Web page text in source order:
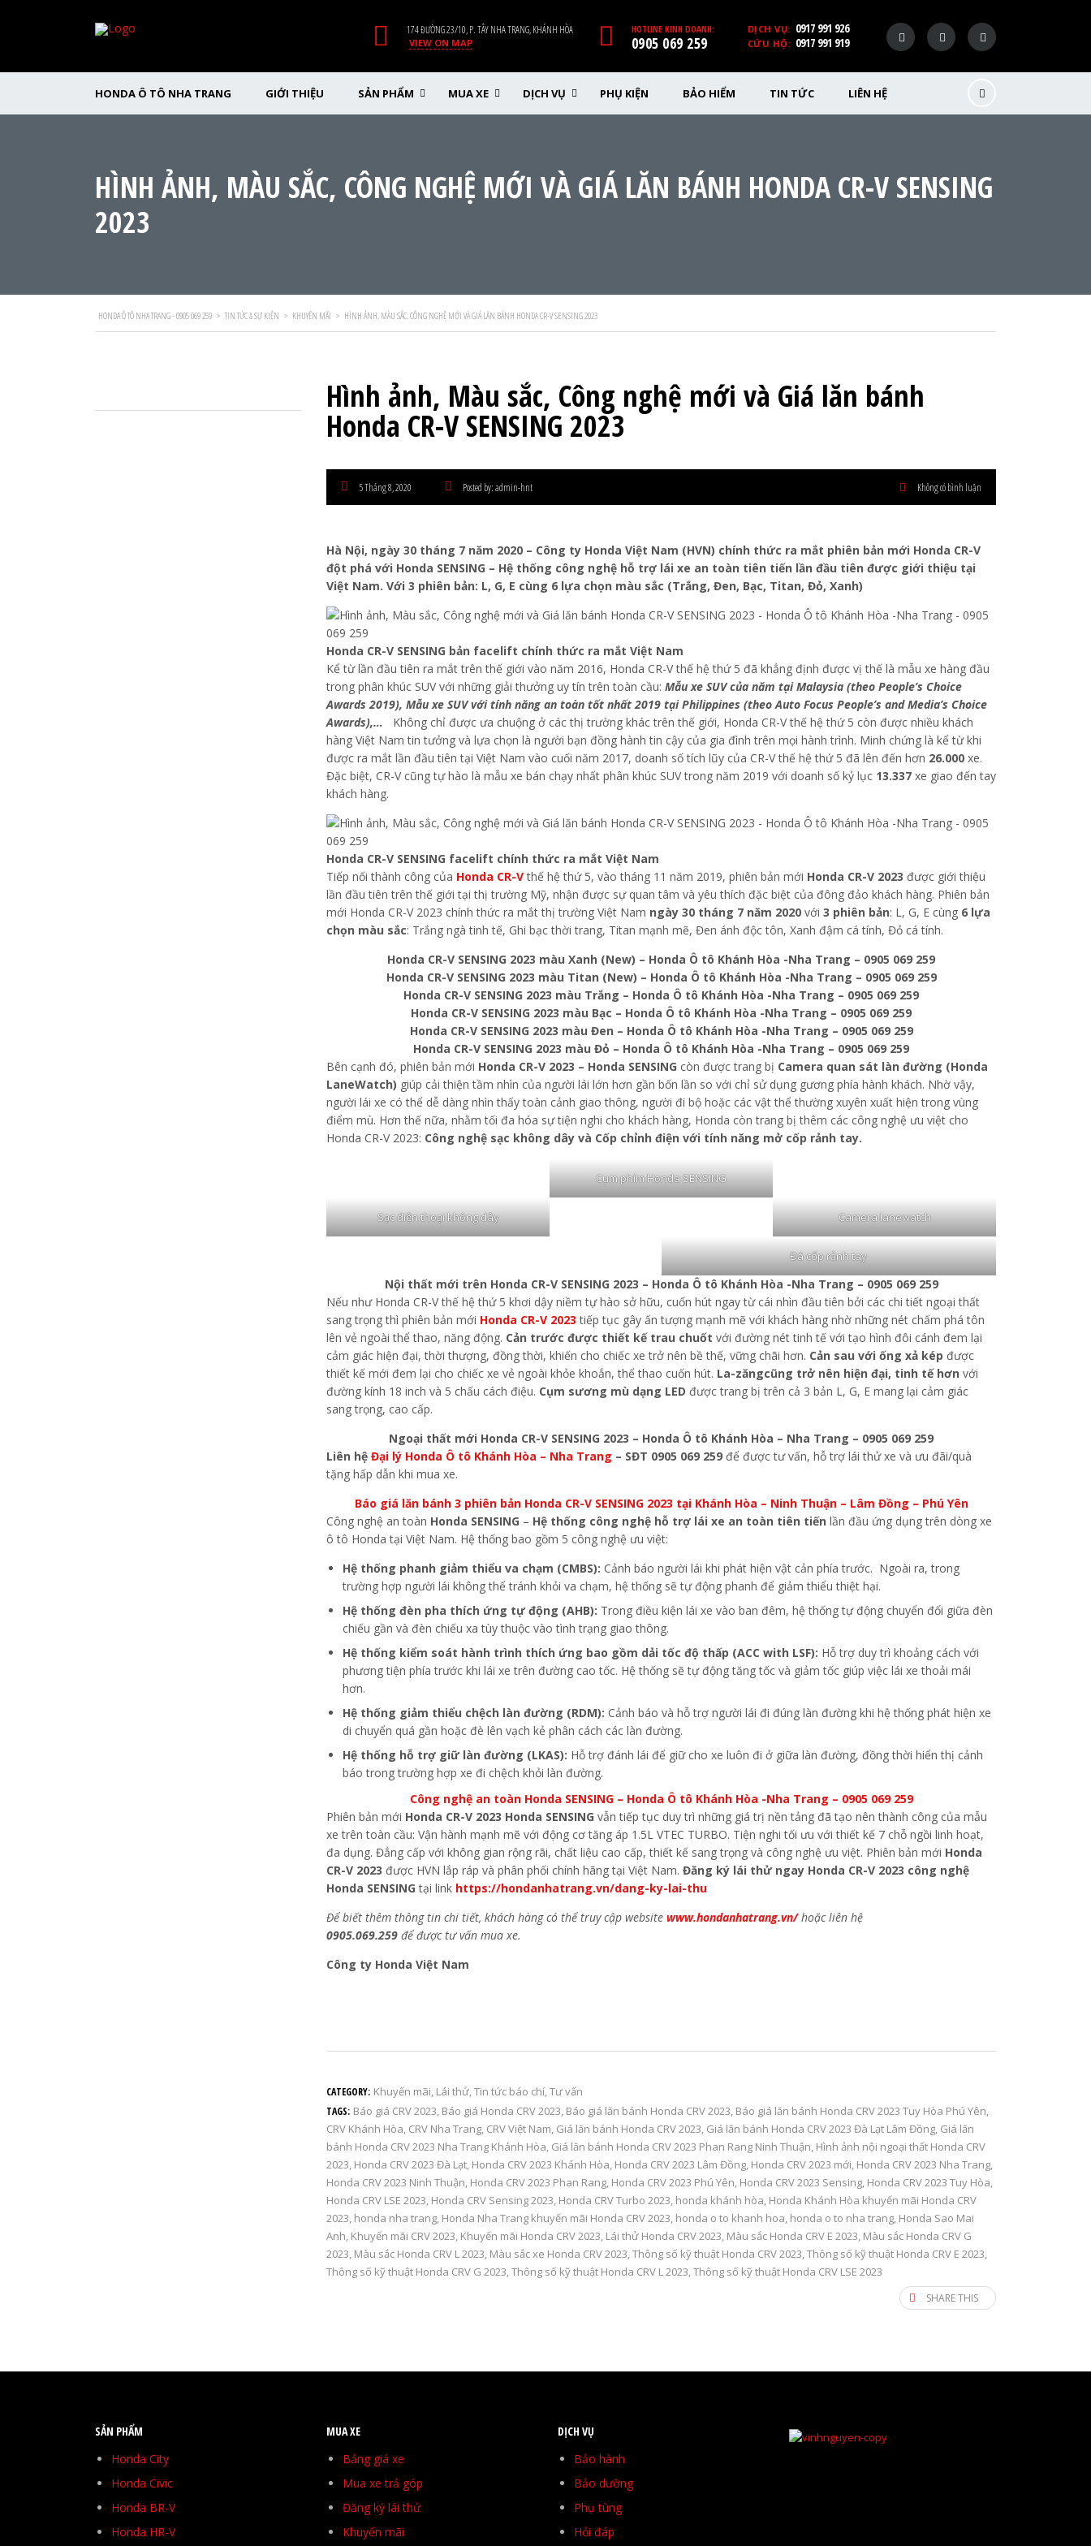
DỊCH VỤ: 0917 991 926
CỨU HỘ: 0917 991 919
HOTLINE KINH DOANH:
0905 069 259
174 ĐƯỜNG 23/10, P. TÂY NHA TRANG, KHÁNH HÒA
VIEW ON MAP
HONDA Ô TÔ NHA TRANG GIỚI THIỆU SẢN PHẨM MUA XE DỊCH VỤ PHỤ KIỆN BẢO HIỂM TIN TỨC LIÊN HỆ
HÌNH ẢNH, MÀU SẮC, CÔNG NGHỆ MỚI VÀ GIÁ LĂN BÁNH HONDA CR-V SENSING
2023
HONDA Ô TÔ NHA TRANG - 0905 069 259 > TIN TỨC & SỰ KIỆN > KHUYẾN MÃI > HÌNH ẢNH, MÀU SẮC, CÔNG NGHỆ MỚI VÀ GIÁ LĂN BÁNH HONDA CR-V SENSING 2023
Hình ảnh, Màu sắc, Công nghệ mới và Giá lăn bánh
Honda CR-V SENSING 2023
5 Tháng 8, 2020 Posted by:admin-hnt Không có bình luận
Hà Nội, ngày 30 tháng 7 năm 2020 – Công ty Honda Việt Nam (HVN) chính thức ra mắt phiên bản mới Honda CR-V
đột phá với Honda SENSING – Hệ thống công nghệ hỗ trợ lái xe an toàn tiên tiến lần đầu tiên được giới thiệu tại
Việt Nam. Với 3 phiên bản: L, G, E cùng 6 lựa chọn màu sắc (Trắng, Đen, Bạc, Titan, Đỏ, Xanh)
Honda CR-V SENSING bản facelift chính thức ra mắt Việt Nam
Kể từ lần đầu tiên ra mắt trên thế giới vào năm 2016, Honda CR-V thế hệ thứ 5 đã khẳng định được vị thế là mẫu xe hàng đầu
trong phân khúc SUV với những giải thưởng uy tín trên toàn cầu: Mẫu xe SUV của năm tại Malaysia (theo People’s Choice
Awards 2019), Mẫu xe SUV với tính năng an toàn tốt nhất 2019 tại Philippines (theo Auto Focus People’s and Media’s Choice
Awards),…
Không chỉ được ưa chuộng ở các thị trường khác trên thế giới, Honda CR-V thế hệ thứ 5 còn được nhiều khách
hàng Việt Nam tin tưởng và lựa chọn là người bạn đồng hành tin cậy của gia đình trên mọi hành trình. Minh chứng là kể từ khi
được ra mắt lần đầu tiên tại Việt Nam vào cuối năm 2017, doanh số tích lũy của CR-V thế hệ thứ 5 đã lên đến hơn 26.000 xe.
Đặc biệt, CR-V cũng tự hào là mẫu xe bán chạy nhất phân khúc SUV trong năm 2019 với doanh số kỷ lục 13.337 xe giao đến tay
khách hàng.
Honda CR-V SENSING facelift chính thức ra mắt Việt Nam
Tiếp nối thành công của Honda CR-Vthế hệ thứ 5, vào tháng 11 năm 2019, phiên bản mới Honda CR-V 2023 được giới thiệu
lần đầu tiên trên thế giới tại thị trường Mỹ, nhận được sự quan tâm và yêu thích đặc biệt của đông đảo khách hàng. Phiên bản
mới Honda CR-V 2023 chính thức ra mắt thị trường Việt Nam ngày 30 tháng 7 năm 2020 với 3 phiên bản: L, G, E cùng 6 lựa
chọn màu sắc: Trắng ngà tinh tế, Ghi bạc thời trang, Titan mạnh mẽ, Đen ánh độc tôn, Xanh đậm cá tính, Đỏ cá tính.
Honda CR-V SENSING 2023 màu Xanh (New) – Honda Ô tô Khánh Hòa -Nha Trang – 0905 069 259
Honda CR-V SENSING 2023 màu Titan (New) – Honda Ô tô Khánh Hòa -Nha Trang – 0905 069 259
Honda CR-V SENSING 2023 màu Trắng – Honda Ô tô Khánh Hòa -Nha Trang – 0905 069 259
Honda CR-V SENSING 2023 màu Bạc – Honda Ô tô Khánh Hòa -Nha Trang – 0905 069 259
Honda CR-V SENSING 2023 màu Đen – Honda Ô tô Khánh Hòa -Nha Trang – 0905 069 259
Honda CR-V SENSING 2023 màu Đỏ – Honda Ô tô Khánh Hòa -Nha Trang – 0905 069 259
Bên cạnh đó, phiên bản mới Honda CR-V 2023 – Honda SENSING còn được trang bị Camera quan sát làn đường (Honda
LaneWatch) giúp cải thiện tầm nhìn của người lái lớn hơn gần bốn lần so với chỉ sử dụng gương phía hành khách. Nhờ vậy,
người lái xe có thể dễ dàng nhìn thấy toàn cảnh giao thông, người đi bộ hoặc các vật thể thường xuyên xuất hiện trong vùng
điểm mù. Hơn thế nữa, nhằm tối đa hóa sự tiện nghi cho khách hàng, Honda còn trang bị thêm các công nghệ ưu việt cho
Honda CR-V 2023: Công nghệ sạc không dây và Cốp chỉnh điện với tính năng mở cốp rảnh tay.
Cụm phím Honda SENSING
Sạc điện thoại không dây Camera lanewatch
Đá cốp rảnh tay
Nội thất mới trên Honda CR-V SENSING 2023 – Honda Ô tô Khánh Hòa -Nha Trang – 0905 069 259
Nếu như Honda CR-V thế hệ thứ 5 khơi dậy niềm tự hào sở hữu, cuốn hút ngay từ cái nhìn đầu tiên bởi các chi tiết ngoại thất
sang trọng thì phiên bản mới Honda CR-V 2023 tiếp tục gây ấn tượng mạnh mẽ với khách hàng nhờ những nét chấm phá tôn
lên vẻ ngoài thể thao, năng động. Cản trước được thiết kế trau chuốt với đường nét tinh tế với tạo hình đôi cánh đem lại
cảm giác hiện đại, thời thượng, đồng thời, khiến cho chiếc xe trở nên bề thế, vững chãi hơn. Cản sau với ống xả kép được
thiết kế mới đem lại cho chiếc xe vẻ ngoài khỏe khoắn, thể thao cuốn hút. La-zăngcũng trở nên hiện đại, tinh tế hơn với
đường kính 18 inch và 5 chấu cách điệu. Cụm sương mù dạng LED được trang bị trên cả 3 bản L, G, E mang lại cảm giác
sang trọng, cao cấp.
Ngoại thất mới Honda CR-V SENSING 2023 – Honda Ô tô Khánh Hòa – Nha Trang – 0905 069 259
Liên hệ Đại lý Honda Ô tô Khánh Hòa – Nha Trang – SĐT 0905 069 259 để được tư vấn, hỗ trợ lái thử xe và ưu đãi/quà
tặng hấp dẫn khi mua xe.
Báo giá lăn bánh 3 phiên bản Honda CR-V SENSING 2023 tại Khánh Hòa – Ninh Thuận – Lâm Đồng – Phú Yên
Công nghệ an toàn Honda SENSING – Hệ thống công nghệ hỗ trợ lái xe an toàn tiên tiến lần đầu ứng dụng trên dòng xe
ô tô Honda tại Việt Nam. Hệ thống bao gồm 5 công nghệ ưu việt:
Hệ thống phanh giảm thiểu va chạm (CMBS): Cảnh báo người lái khi phát hiện vật cản phía trước. Ngoài ra, trong
trường hợp người lái không thể tránh khỏi va chạm, hệ thống sẽ tự động phanh để giảm thiểu thiệt hại.
Hệ thống đèn pha thích ứng tự động (AHB): Trong điều kiện lái xe vào ban đêm, hệ thống tự động chuyển đổi giữa đèn
chiếu gần và đèn chiếu xa tùy thuộc vào tình trạng giao thông.
Hệ thống kiểm soát hành trình thích ứng bao gồm dải tốc độ thấp (ACC with LSF): Hỗ trợ duy trì khoảng cách với
phương tiện phía trước khi lái xe trên đường cao tốc. Hệ thống sẽ tự động tăng tốc và giảm tốc giúp việc lái xe thoải mái
hơn.
Hệ thống giảm thiểu chệch làn đường (RDM): Cảnh báo và hỗ trợ người lái đi đúng làn đường khi hệ thống phát hiện xe
di chuyển quá gần hoặc đè lên vạch kẻ phân cách các làn đường.
Hệ thống hỗ trợ giữ làn đường (LKAS): Hỗ trợ đánh lái để giữ cho xe luôn đi ở giữa làn đường, đồng thời hiển thị cảnh
báo trong trường hợp xe đi chệch khỏi làn đường.
Công nghệ an toàn Honda SENSING – Honda Ô tô Khánh Hòa -Nha Trang – 0905 069 259
Phiên bản mới Honda CR-V 2023 Honda SENSING vẫn tiếp tục duy trì những giá trị nền tảng đã tạo nên thành công của mẫu
xe trên toàn cầu: Vận hành mạnh mẽ với động cơ tăng áp 1.5L VTEC TURBO. Tiện nghi tối ưu với thiết kế 7 chỗ ngồi linh hoạt,
đa dụng. Đẳng cấp với không gian rộng rãi, chất liệu cao cấp, thiết kế sang trọng và công nghệ ưu việt. Phiên bản mới Honda
CR-V 2023 được HVN lắp ráp và phân phối chính hãng tại Việt Nam. Đăng ký lái thử ngay Honda CR-V 2023 công nghệ
Honda SENSING tại link https://hondanhatrang.vn/dang-ky-lai-thu
Để biết thêm thông tin chi tiết, khách hàng có thể truy cập website www.hondanhatrang.vn/hoặc liên hệ
0905.069.259 để được tư vấn mua xe.
Công ty Honda Việt Nam
CATEGORY: Khuyến mãi, Lái thử,Tin tức báo chí,Tư vấn
TAGS: Báo giá CRV 2023, Báo giá Honda CRV 2023, Báo giá lăn bánh Honda CRV 2023, Báo giá lăn bánh Honda CRV 2023 Tuy Hòa Phú Yên,
CRV Khánh Hòa, CRV Nha Trang, CRV Việt Nam, Giá lăn bánh Honda CRV 2023, Giá lăn bánh Honda CRV 2023 Đà Lạt Lâm Đồng, Giá lăn
bánh Honda CRV 2023 Nha Trang Khánh Hòa, Giá lăn bánh Honda CRV 2023 Phan Rang Ninh Thuận, Hình ảnh nội ngoại thất Honda CRV
2023, Honda CRV 2023 Đà Lạt, Honda CRV 2023 Khánh Hòa, Honda CRV 2023 Lâm Đồng, Honda CRV 2023 mới, Honda CRV 2023 Nha Trang,
Honda CRV 2023 Ninh Thuận, Honda CRV 2023 Phan Rang, Honda CRV 2023 Phú Yên, Honda CRV 2023 Sensing, Honda CRV 2023 Tuy Hòa,
Honda CRV LSE 2023, Honda CRV Sensing 2023, Honda CRV Turbo 2023, honda khánh hòa, Honda Khánh Hòa khuyến mãi Honda CRV
2023, honda nha trang, Honda Nha Trang khuyến mãi Honda CRV 2023, honda o to khanh hoa, honda o to nha trang, Honda Sao Mai
Anh, Khuyến mãi CRV 2023, Khuyến mãi Honda CRV 2023, Lái thử Honda CRV 2023, Màu sắc Honda CRV E 2023, Màu sắc Honda CRV G
2023, Màu sắc Honda CRV L 2023, Màu sắc xe Honda CRV 2023,Thông số kỹ thuật Honda CRV 2023,Thông số kỹ thuật Honda CRV E 2023,
Thông số kỹ thuật Honda CRV G 2023,Thông số kỹ thuật Honda CRV L 2023,Thông số kỹ thuật Honda CRV LSE 2023
SHARE THIS
SẢN PHẨM
Honda City
Honda Civic
Honda BR-V
Honda HR-V
MUA XE
Bảng giá xe
Mua xe trả góp
Đăng ký lái thử
Khuyến mãi
DỊCH VỤ
Bảo hành
Bảo dưỡng
Phụ tùng
Hỏi đáp